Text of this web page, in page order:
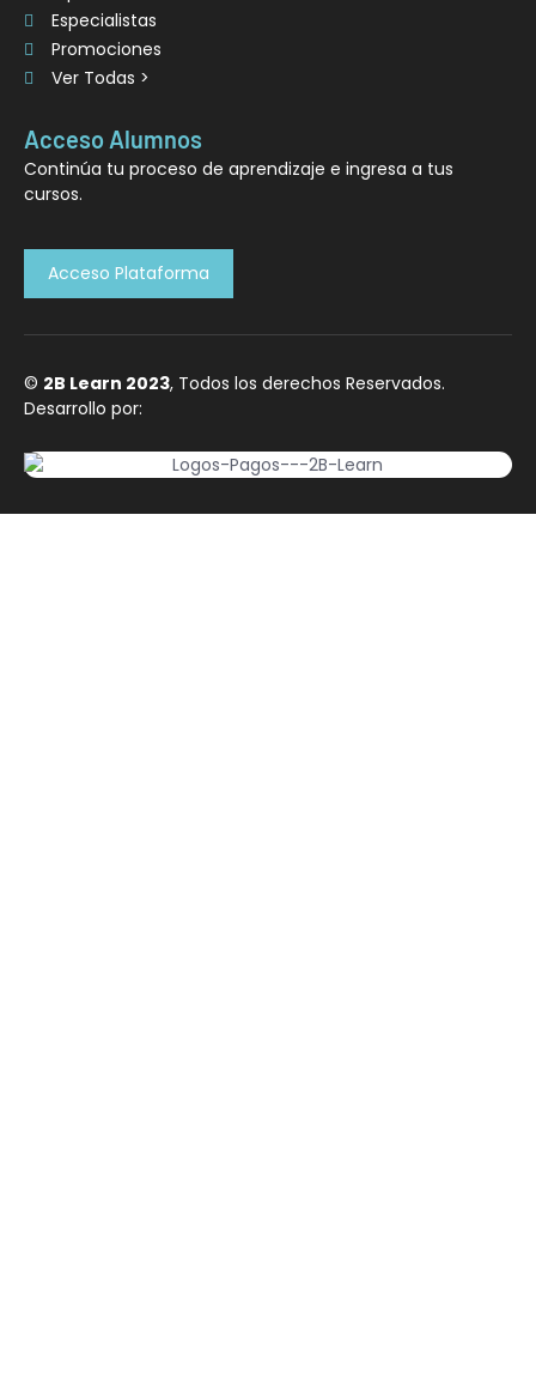
Especialistas
Promociones
Ver Todas >
Acceso Alumnos
Continúa tu proceso de aprendizaje e ingresa a tus
cursos.
Acceso Plataforma
© 2B Learn 2023, Todos los derechos Reservados.
Desarrollo por: